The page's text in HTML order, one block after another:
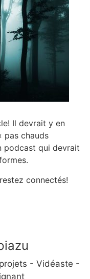
Il devrait y en
pas chauds
podcast qui devrait
connectés!
- Vidéaste -